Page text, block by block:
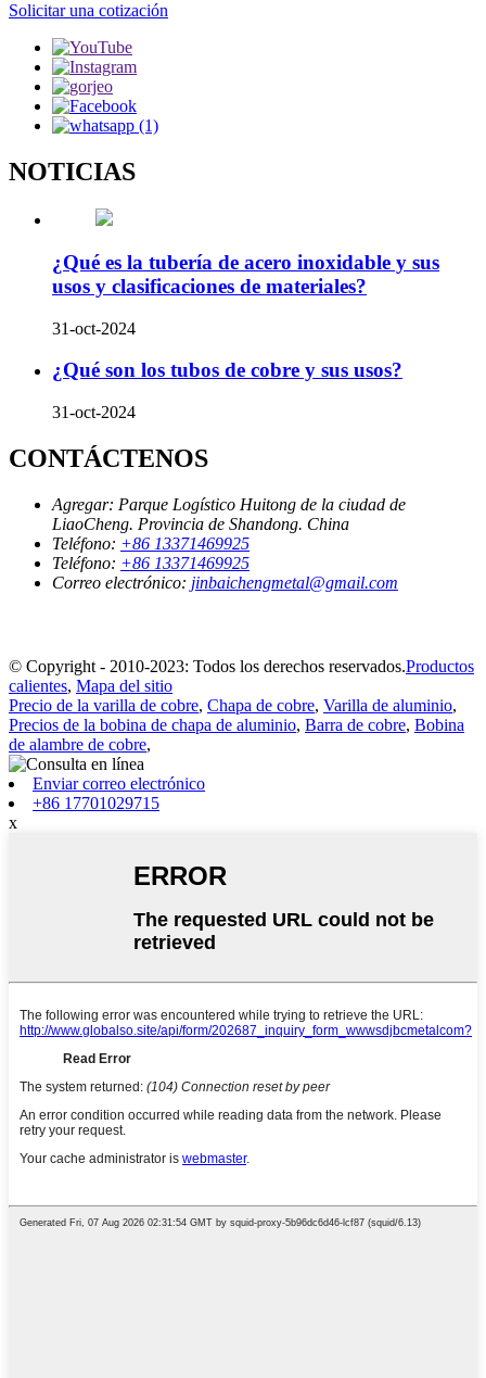
Solicitar una cotización
NOTICIAS
¿Qué es la tubería de acero inoxidable y sus
usos y clasificaciones de materiales?
31-oct-2024
¿Qué son los tubos de cobre y sus usos?
31-oct-2024
CONTÁCTENOS
Agregar: Parque Logístico Huitong de la ciudad de
LiaoCheng. Provincia de Shandong. China
Teléfono: +86 13371469925
Teléfono: +86 13371469925
Correo electrónico: jinbaichengmetal@gmail.com
© Copyright - 2010-2023: Todos los derechos reservados.Productos
calientes, Mapa del sitio
Precio de la varilla de cobre, Chapa de cobre, Varilla de aluminio,
Precios de la bobina de chapa de aluminio, Barra de cobre, Bobina
de alambre de cobre,
Enviar correo electrónico
+86 17701029715
x